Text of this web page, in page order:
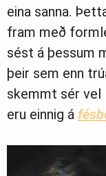
eina sanna.
fram með
sést á þessum
þeir sem enn
skemmt sér vel
eru einnig á